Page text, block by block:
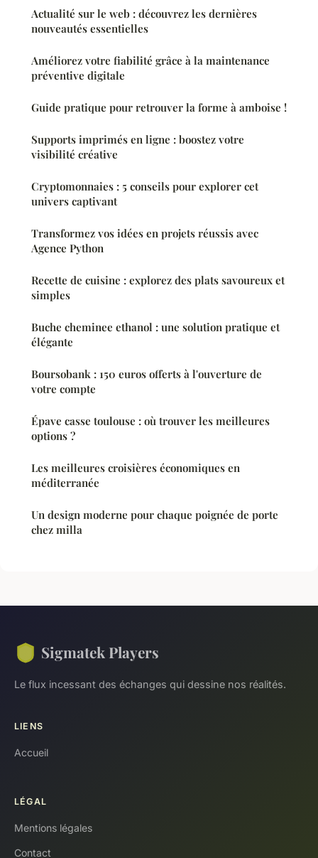
Actualité sur le web : découvrez les dernières
nouveautés essentielles
Améliorez votre fiabilité grâce à la maintenance
préventive digitale
Guide pratique pour retrouver la forme à amboise !
Supports imprimés en ligne : boostez votre
visibilité créative
Cryptomonnaies : 5 conseils pour explorer cet
univers captivant
Transformez vos idées en projets réussis avec
Agence Python
Recette de cuisine : explorez des plats savoureux et
simples
Buche cheminee ethanol : une solution pratique et
élégante
Boursobank : 150 euros offerts à l'ouverture de
votre compte
Épave casse toulouse : où trouver les meilleures
options ?
Les meilleures croisières économiques en
méditerranée
Un design moderne pour chaque poignée de porte
chez milla
Sigmatek Players
Le flux incessant des échanges qui dessine nos réalités.
LIENS
Accueil
LÉGAL
Mentions légales
Contact